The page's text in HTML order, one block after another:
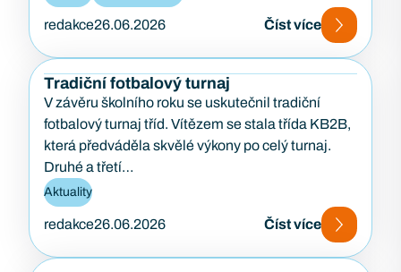
kreativity…
redakce26.06.2026 Číst více
Tradiční fotbalový turnaj
V závěru školního roku se uskutečnil tradiční
fotbalový turnaj tříd. Vítězem se stala třída KB2B,
která předváděla skvělé výkony po celý turnaj.
Druhé a třetí…
Aktuality
redakce26.06.2026 Číst více